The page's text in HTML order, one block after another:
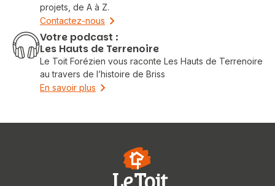
projets, de A à Z.
Contactez-nous
Votre podcast :
Les Hauts de Terrenoire
Le Toit Forézien vous raconte Les Hauts de Terrenoire
au travers de l’histoire de Briss
En savoir plus